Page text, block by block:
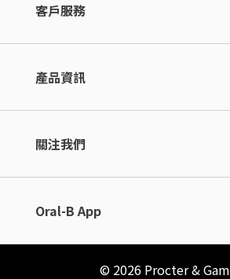
客戶服務
產品資訊
關注我們
Oral-B App
© 2026 Procter &